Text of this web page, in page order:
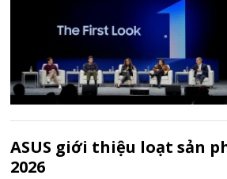
ASUS giới thiệu loạt sản
2026